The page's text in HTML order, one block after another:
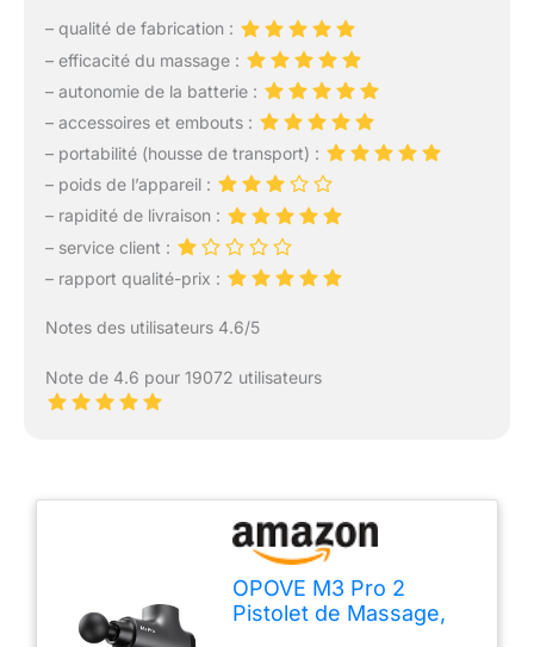
– qualité de fabrication :
– efficacité du massage :
– autonomie de la batterie :
– accessoires et embouts :
– portabilité (housse de transport) :
– poids de l’appareil :
– rapidité de livraison :
– service client :
– rapport qualité-prix :
Notes des utilisateurs 4.6/5
Note de 4.6 pour 19072 utilisateurs
OPOVE M3 Pro 2
Pistolet de Massage,